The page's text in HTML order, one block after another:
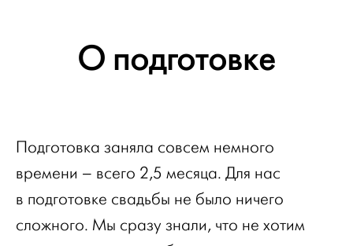
О подготовке
Подготовка заняла совсем немного
времени – всего 2,5 месяца. Для нас
в подготовке свадьбы не было ничего
сложного. Мы сразу знали, что не хотим